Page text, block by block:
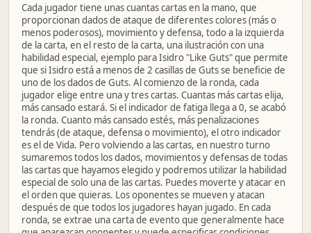
Cada jugador tiene unas cuantas cartas en la mano, que
proporcionan dados de ataque de diferentes colores (más o
menos poderosos), movimiento y defensa, todo a la izquierda
de la carta, en el resto de la carta, una ilustración con una
habilidad especial, ejemplo para Isidro "Like Guts" que permite
que si Isidro está a menos de 2 casillas de Guts se beneficie de
uno de los dados de Guts. Al comienzo de la ronda, cada
jugador elige entre una y tres cartas. Cuantas más cartas elija,
más cansado estará. Si el indicador de fatiga llega a 0, se acabó
la ronda. Cuanto más cansado estés, más penalizaciones
tendrás (de ataque, defensa o movimiento), el otro indicador
es el de Vida. Pero volviendo a las cartas, en nuestro turno
sumaremos todos los dados, movimientos y defensas de todas
las cartas que hayamos elegido y podremos utilizar la habilidad
especial de solo una de las cartas. Puedes moverte y atacar en
el orden que quieras. Los oponentes se mueven y atacan
después de que todos los jugadores hayan jugado. En cada
ronda, se extrae una carta de evento que generalmente hace